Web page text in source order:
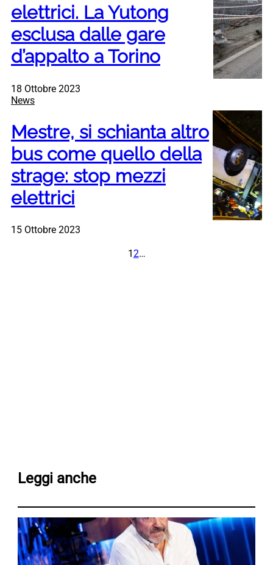
elettrici. La Yutong
esclusa dalle gare
d’appalto a Torino
18 Ottobre 2023
News
Mestre, si schianta altro
bus come quello della
strage: stop mezzi
elettrici
15 Ottobre 2023
1 2…
Leggi anche